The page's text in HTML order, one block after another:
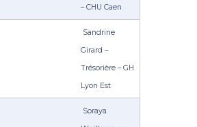
– CHU Caen
Sandrine
Girard –
Trésorière – GH
Lyon Est
Soraya